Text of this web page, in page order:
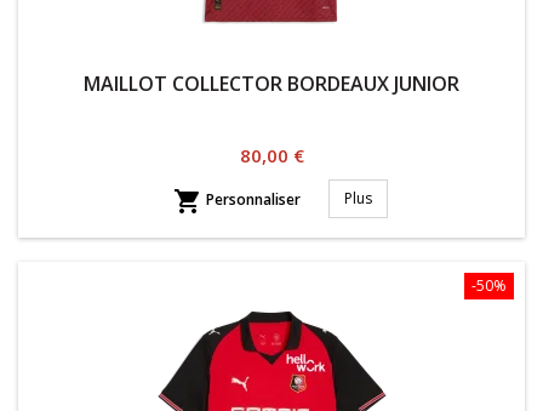
MAILLOT COLLECTOR BORDEAUX JUNIOR
Prix
80,00 €
 Personnaliser Plus
-50%